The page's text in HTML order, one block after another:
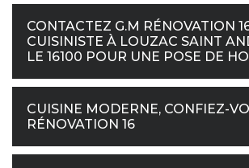
CONTACTEZ G.M RÉNOVATION
CUISINISTE À LOUZAC SAINT
LE 16100 POUR UNE POSE DE
CUISINE MODERNE, CONFIEZ-
RÉNOVATION 16